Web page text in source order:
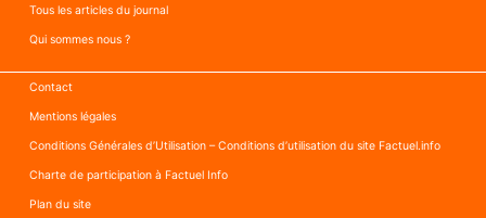
Tous les articles du journal
Qui sommes nous ?
Contact
Mentions légales
Conditions Générales d’Utilisation – Conditions d’utilisation du site Factuel.info
Charte de participation à Factuel Info
Plan du site